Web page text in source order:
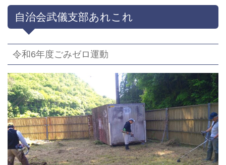
自治会武儀支部あれこれ
令和6年度ごみゼロ運動